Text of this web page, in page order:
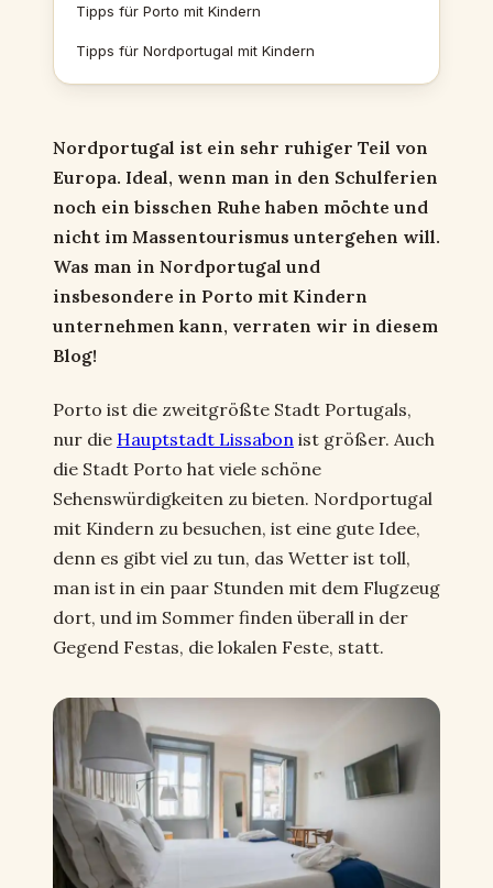
Tipps für Porto mit Kindern
Tipps für Nordportugal mit Kindern
Nordportugal ist ein sehr ruhiger Teil von
Europa. Ideal, wenn man in den Schulferien
noch ein bisschen Ruhe haben möchte und
nicht im Massentourismus untergehen will.
Was man in Nordportugal und
insbesondere in Porto mit Kindern
unternehmen kann, verraten wir in diesem
Blog!
Porto ist die zweitgrößte Stadt Portugals,
nur die Hauptstadt Lissabon ist größer. Auch
die Stadt Porto hat viele schöne
Sehenswürdigkeiten zu bieten. Nordportugal
mit Kindern zu besuchen, ist eine gute Idee,
denn es gibt viel zu tun, das Wetter ist toll,
man ist in ein paar Stunden mit dem Flugzeug
dort, und im Sommer finden überall in der
Gegend Festas, die lokalen Feste, statt.